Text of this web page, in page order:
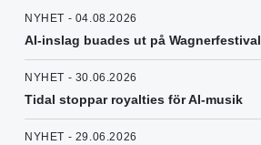
NYHET - 04.08.2026
AI-inslag buades ut på Wagnerfestival
NYHET - 30.06.2026
Tidal stoppar royalties för AI-musik
NYHET - 29.06.2026